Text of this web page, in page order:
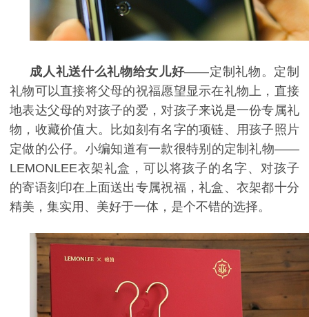
成人礼送什么礼物给女儿好——定制礼物。定制
礼物可以直接将父母的祝福愿望显示在礼物上，直接
地表达父母的对孩子的爱，对孩子来说是一份专属礼
物，收藏价值大。比如刻有名字的项链、用孩子照片
定做的公仔。小编知道有一款很特别的定制礼物——
LEMONLEE衣架礼盒，可以将孩子的名字、对孩子
的寄语刻印在上面送出专属祝福，礼盒、衣架都十分
精美，集实用、美好于一体，是个不错的选择。